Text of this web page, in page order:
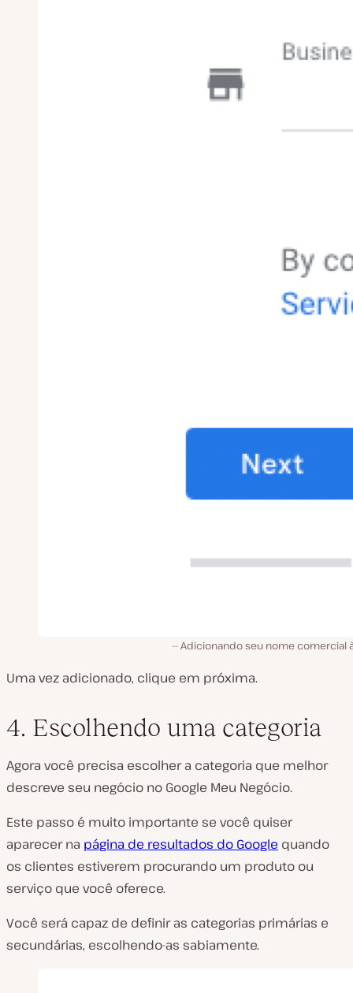
Adicionando seu nome comercial
Uma vez adicionado, clique em próxima.
4. Escolhendo uma categoria
Agora você precisa escolher a categoria que melhor
descreve seu negócio no Google Meu Negócio.
Este passo é muito importante se você quiser
aparecer na página de resultados do Google quando
os clientes estiverem procurando um produto ou
serviço que você oferece.
Você será capaz de definir as categorias primárias e
secundárias, escolhendo-as sabiamente.